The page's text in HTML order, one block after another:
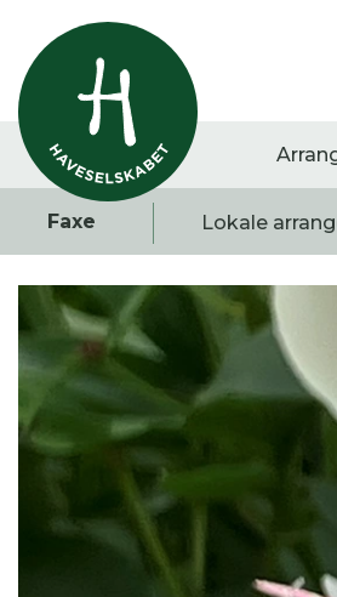
Faxe Lokale
Vis alle
0resultater